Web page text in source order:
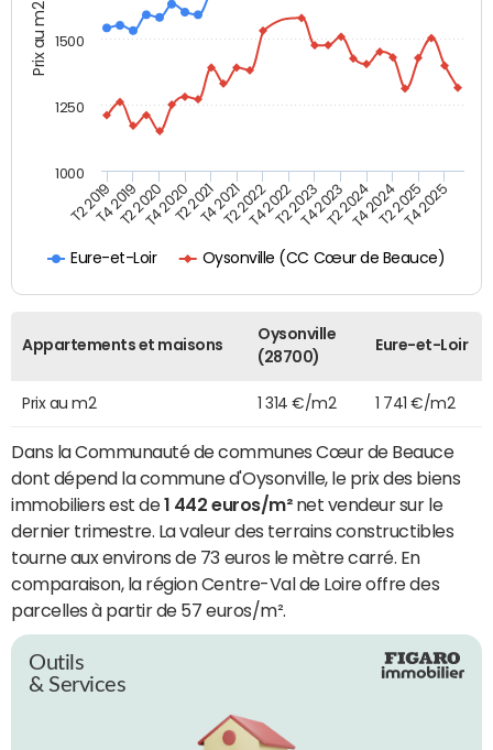
Prix au m2
Eure-et-Loir Oysonville (CC Cœur de Beauce)
T2 2019T4 2019T2 2020T4 2020T2 2021T4 2021T2 2022T4 2022T2 2023T4 2023T2 2024T4 2024T2 2025T4 2025
1000
1250
1500
Appartements et maisons
Oysonville
(28700)
Eure-et-Loir
Prix au m2 1 314 €/m2 1 741 €/m2
Dans la Communauté de communes Cœur de Beauce
dont dépend la commune d'Oysonville, le prix des biens
immobiliers est de1 442 euros/m²net vendeur sur le
dernier trimestre. La valeur des terrains constructibles
tourne aux environs de 73 euros le mètre carré. En
comparaison, la région Centre-Val de Loire offre des
parcelles à partir de 57 euros/m².
Outils
& Services